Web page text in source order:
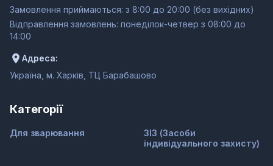
Замовлення приймаються: з 8:00 до 20:00 (без вихідних)
Відправлення замовлень: понеділок-четвер з 08:00 до
14:00
Адреса:
Україна, м. Харків, ТЦ Барабашово
Категорії
Для зварювання
ЗІЗ (Засоби
індивідуального захисту)